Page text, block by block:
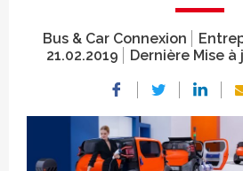
Bus & Car Connexion
21.02.2019
Dernière Mise à